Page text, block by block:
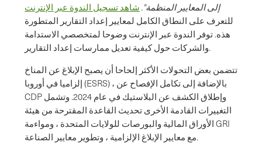
إلى المعايير المنظمة". شاهد تسجيل الندوة عبر الإنترنت
للتعرف على النطاق الكامل لمعايير إعداد التقارير المتطورة
هذه. توفر الندوة عبر الإنترنت وضوحا لمتخصصي الاستدامة
والشركات حول كيفية تعديل ممارسات إعداد التقارير.
تتضمن بعض التحولات الأكثر إلحاحا أن يصبح الإبلاغ عن المناخ
إلزاميا في أوروبا (ESRS) ، بالإضافة إلى تكامل الإفصاح عن
CDP وإطلاق الكشف عن البلاستيك في عام 2024. وتشمل
التغييرات القادمة الأخرى تحديث القاعدة المقترحة من هيئة
الأوراق المالية والبورصات للولايات المتحدة ، ومواءمة GRI
مع معايير الإبلاغ الإلزامية ، وتطوير معايير الصناعة.